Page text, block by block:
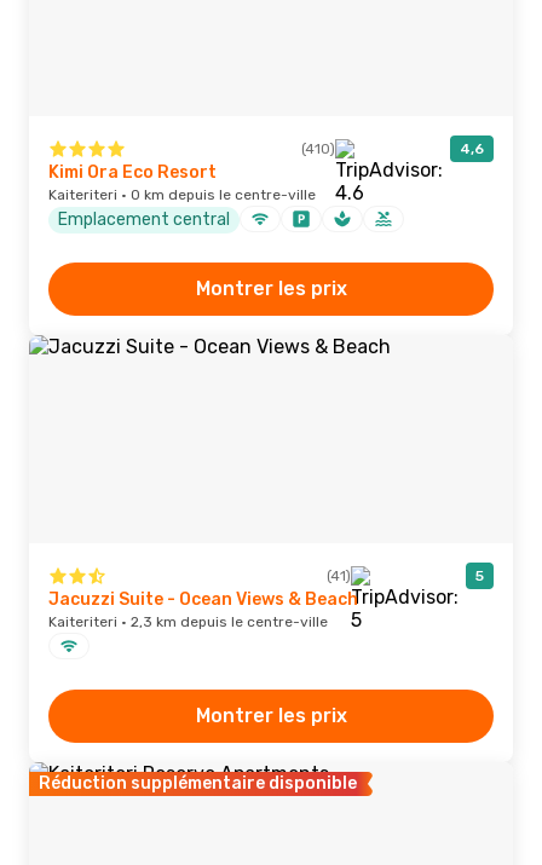
(410) 4,6
Kimi Ora Eco Resort
Kaiteriteri · 0 km depuis le centre-ville
Emplacement central
Montrer les prix
(41) 5
Jacuzzi Suite - Ocean Views & Beach
Kaiteriteri · 2,3 km depuis le centre-ville
Montrer les prix
Réduction supplémentaire disponible